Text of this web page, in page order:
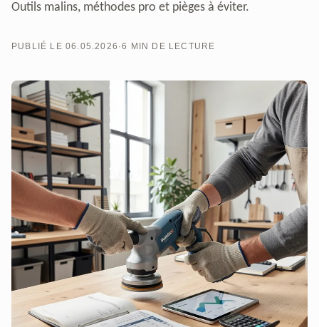
Outils malins, méthodes pro et pièges à éviter.
PUBLIÉ LE 06.05.2026 ·6 MIN DE LECTURE